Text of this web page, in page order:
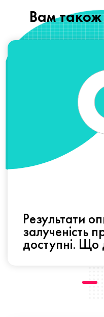
Вам також
Результати
залученість
доступні. Що